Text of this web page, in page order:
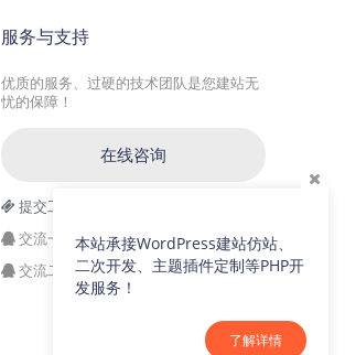
服务与支持
优质的服务、过硬的技术团队是您建站无
忧的保障！
在线咨询
提交工单
交流一群：104228692(满)
交流二群：64786792
本站承接WordPress建站仿站、
二次开发、主题插件定制等PHP开
发服务！
了解详情